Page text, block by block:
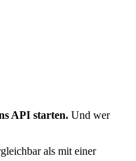
API starten. Und wer
als mit einer